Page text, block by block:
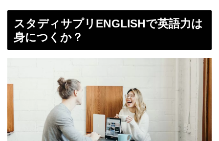
スタディサプリENGLISHで英語力は
身につくか？